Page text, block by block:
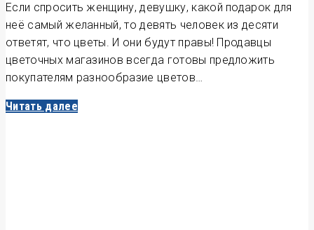
Если спросить женщину, девушку, какой подарок для
неё самый желанный, то девять человек из десяти
ответят, что цветы. И они будут правы! Продавцы
цветочных магазинов всегда готовы предложить
покупателям разнообразие цветов…
Читать далее